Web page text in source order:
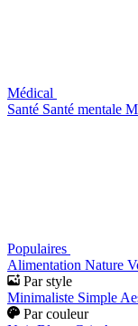
Médical
Santé Santé mentale
Populaires
Alimentation Nature
Par style
Minimaliste Simple
Par couleur